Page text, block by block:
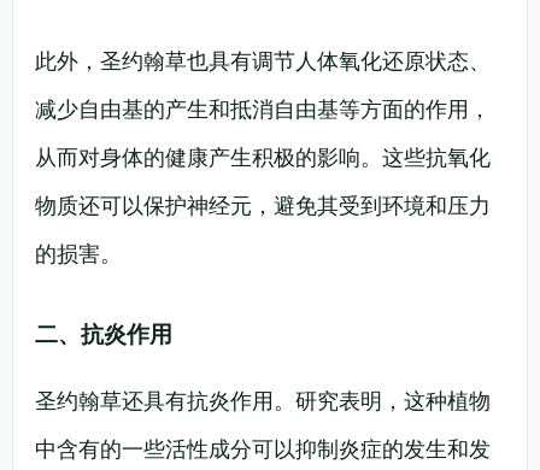
此外，圣约翰草也具有调节人体氧化还原状态、
减少自由基的产生和抵消自由基等方面的作用，
从而对身体的健康产生积极的影响。这些抗氧化
物质还可以保护神经元，避免其受到环境和压力
的损害。
二、抗炎作用
圣约翰草还具有抗炎作用。研究表明，这种植物
中含有的一些活性成分可以抑制炎症的发生和发